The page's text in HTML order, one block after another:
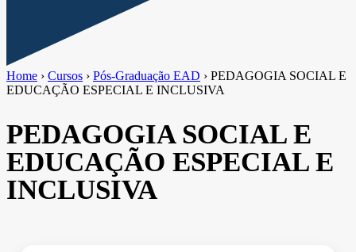
Home › Cursos › Pós-Graduação EAD › PEDAGOGIA SOCIAL E
EDUCAÇÃO ESPECIAL E INCLUSIVA
PEDAGOGIA SOCIAL E
EDUCAÇÃO ESPECIAL E
INCLUSIVA